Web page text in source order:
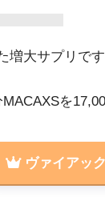
大サプリです
を
ヴァイアッ